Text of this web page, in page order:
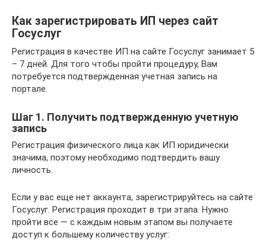
Как зарегистрировать ИП через сайт
Госуслуг
Регистрация в качестве ИП на сайте Госуслуг занимает 5
– 7 дней. Для того чтобы пройти процедуру, Вам
потребуется подтвержденная учетная запись на
портале.
Шаг 1. Получить подтвержденную учетную
запись
Регистрация физического лица как ИП юридически
значима, поэтому необходимо подтвердить вашу
личность.
Если у вас еще нет аккаунта, зарегистрируйтесь на сайте
Госуслуг. Регистрация проходит в три этапа. Нужно
пройти все — с каждым новым этапом вы получаете
доступ к большему количеству услуг: